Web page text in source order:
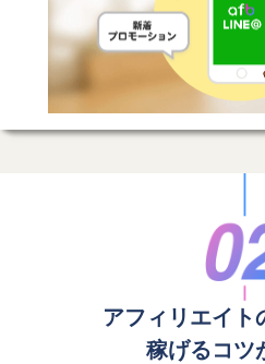
アフィリエイト
稼げるコツ